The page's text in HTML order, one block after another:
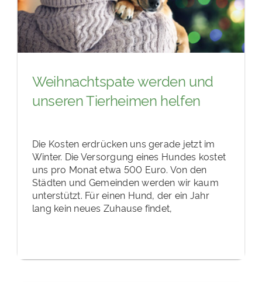
Weihnachtspate werden und
unseren Tierheimen helfen
Die Kosten erdrücken uns gerade jetzt im
Winter. Die Versorgung eines Hundes kostet
uns pro Monat etwa 500 Euro. Von den
Städten und Gemeinden werden wir kaum
unterstützt. Für einen Hund, der ein Jahr
lang kein neues Zuhause findet,